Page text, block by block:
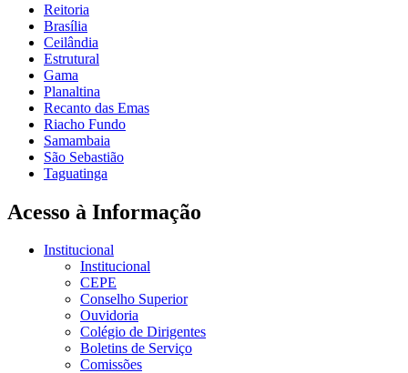
Reitoria
Brasília
Ceilândia
Estrutural
Gama
Planaltina
Recanto das Emas
Riacho Fundo
Samambaia
São Sebastião
Taguatinga
Acesso à Informação
Institucional
Institucional
CEPE
Conselho Superior
Ouvidoria
Colégio de Dirigentes
Boletins de Serviço
Comissões